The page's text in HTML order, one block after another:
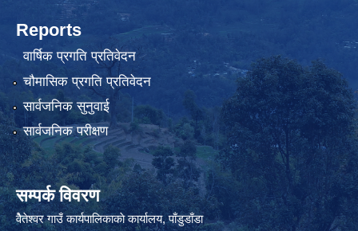
Reports
वार्षिक प्रगति प्रतिवेदन
चौमासिक प्रगति प्रतिवेदन
सार्वजनिक सुनुवाई
सार्वजनिक परीक्षण
सम्पर्क विवरण
वैेतेश्वर गाउँ कार्यपालिकाकाे कार्यालय, पाँडुडाँडा